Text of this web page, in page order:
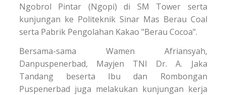
Ngobrol Pintar (Ngopi) di SM Tower serta
kunjungan ke Politeknik Sinar Mas Berau Coal
serta Pabrik Pengolahan Kakao "Berau Cocoa".
Bersama-sama Wamen Afriansyah,
Danpuspenerbad, Mayjen TNI Dr. A. Jaka
Tandang beserta Ibu dan Rombongan
Puspenerbad juga melakukan kunjungan kerja